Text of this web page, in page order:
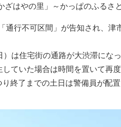
はやの里」～かっぱのふるさ
行不可区間」が告知され、
は住宅街の通路が大渋滞にな
ていた場合は時間を置いて再度
終了までの土日は警備員が配